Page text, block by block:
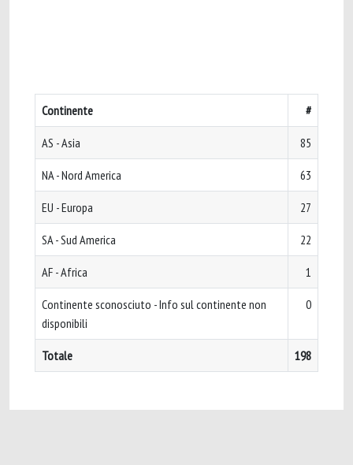
Continente #
AS - Asia 85
NA - Nord America 63
EU - Europa 27
SA - Sud America 22
AF - Africa 1
Continente sconosciuto - Info sul continente non
disponibili
0
Totale 198